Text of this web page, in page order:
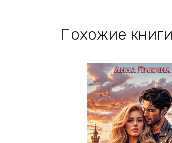
Похожие книги